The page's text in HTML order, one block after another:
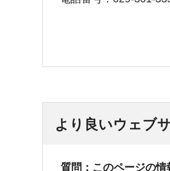
より良いウェブ
質問：このページの情